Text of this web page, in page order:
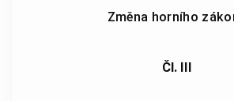
Změna horního
Čl. III